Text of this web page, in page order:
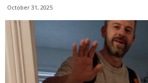
October 31, 2025